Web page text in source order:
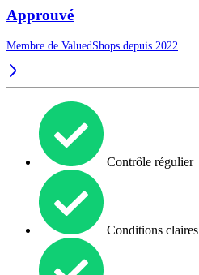
Approuvé
Membre de ValuedShops depuis 2022
Contrôle régulier
Conditions claires